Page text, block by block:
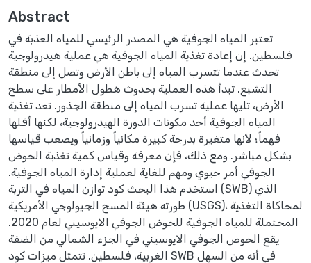
Abstract
تعتبر المياه الجوفية هي المصدر الرئيسي للمياه العذبة في
فلسطين. إن إعادة تغذية المياه الجوفية هي عملية هيدرولوجية
تحدث عندما تتسرب المياه إلى باطن الأرض وتصل إلى منطقة
التشبع. تبدأ هذه العملية بحدوث هطول الأمطار على سطح
الأرض، تليها عملية تسرب المياه إلى منطقة الجذور. تعد تغذية
المياه الجوفية أحد مكونات الدورة الهيدرولوجية، لكنها أقلها
فهماً؛ لأنها متغيرة بدرجة كبيرة مكانياً وزمانياً ويصعب قياسها
بشكل مباشر. ومع ذلك، فإن معرفة وقياس كمية تغذية الحوض
الجوفي أمر حيوي ومهم للغاية لعملية إدارة المياه الجوفية.
استخدم هذا البحث كود توازن المياه في التربة (SWB) الذي
طورته هيئة المسح الجيولوجي الأمريكية (USGS)، لمحاكاة التغذية
المحتملة للمياه الجوفية للحوض الجوفي الايوسيني لعام 2020.
يقع الحوض الجوفي الايوسيني في الجزء الشمالي من الضفة
الغربية، فلسطين. تتمثل ميزات كود SWB في أنه من السهل